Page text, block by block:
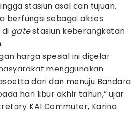
stasiun asal dan tujuan.
berfungsi sebagai akses
gatestasiun keberangkatan
harga spesial ini digelar
menggunakan
dari dan menuju Bandara
hari libur akhir tahun,” ujar
KAI Commuter, Karina